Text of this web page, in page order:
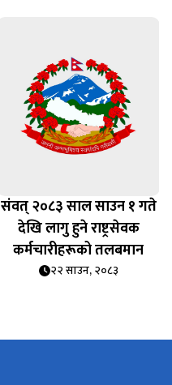
संवत् २०८३ साल साउन १ गते
देखि लागु हुने राष्ट्रसेवक
कर्मचारीहरूको तलबमान
२२ साउन, २०८३